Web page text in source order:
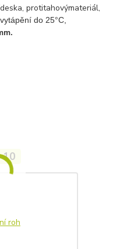
deska,protitahovýmateriál,
vytápění do 25°C,
10